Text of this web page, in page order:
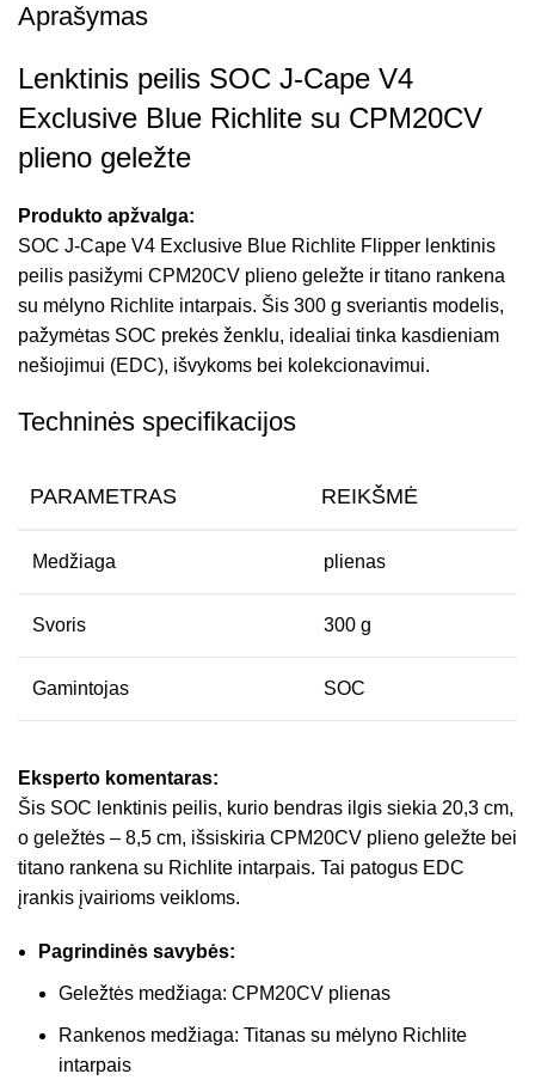
Aprašymas
Lenktinis peilis SOC J-Cape V4
Exclusive Blue Richlite su CPM20CV
plieno geležte
Produkto apžvalga:
SOC J-Cape V4 Exclusive Blue Richlite Flipper lenktinis
peilis pasižymi CPM20CV plieno geležte ir titano rankena
su mėlyno Richlite intarpais. Šis 300 g sveriantis modelis,
pažymėtas SOC prekės ženklu, idealiai tinka kasdieniam
nešiojimui (EDC), išvykoms bei kolekcionavimui.
Techninės specifikacijos
PARAMETRAS REIKŠMĖ
Medžiaga plienas
Svoris 300 g
Gamintojas SOC
Eksperto komentaras:
Šis SOC lenktinis peilis, kurio bendras ilgis siekia 20,3 cm,
o geležtės – 8,5 cm, išsiskiria CPM20CV plieno geležte bei
titano rankena su Richlite intarpais. Tai patogus EDC
įrankis įvairioms veikloms.
Pagrindinės savybės:
Geležtės medžiaga: CPM20CV plienas
Rankenos medžiaga: Titanas su mėlyno Richlite
intarpais